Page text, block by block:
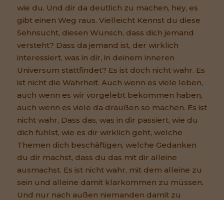
wie du. Und dir da deutlich zu machen, hey, es
gibt einen Weg raus. Vielleicht Kennst du diese
Sehnsucht, diesen Wunsch, dass dich jemand
versteht? Dass da jemand ist, der wirklich
interessiert, was in dir, in deinem inneren
Universum stattfindet? Es ist doch nicht wahr. Es
ist nicht die Wahrheit. Auch wenn es viele leben,
auch wenn es wir vorgelebt bekommen haben,
auch wenn es viele da draußen so machen. Es ist
nicht wahr, Dass das, was in dir passiert, wie du
dich fühlst, wie es dir wirklich geht, welche
Themen dich beschäftigen, welche Gedanken
du dir machst, dass du das mit dir alleine
ausmachst. Es ist nicht wahr, mit dem alleine zu
sein und alleine damit klarkommen zu müssen.
Und nur nach außen niemanden damit zu